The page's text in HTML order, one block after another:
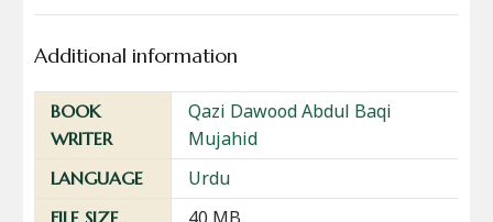
Additional information
BOOK
WRITER
Qazi Dawood Abdul Baqi
Mujahid
LANGUAGE Urdu
FILE SIZE